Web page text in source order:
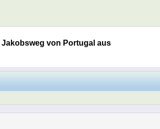
Jakobsweg von Portugal aus